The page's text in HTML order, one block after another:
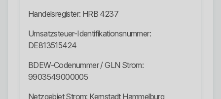
Handelsregister: HRB 4237
Umsatzsteuer-Identifikationsnummer:
DE813515424
BDEW-Codenummer / GLN Strom:
9903549000005
Netzgebiet Strom: Kernstadt Hammelburg